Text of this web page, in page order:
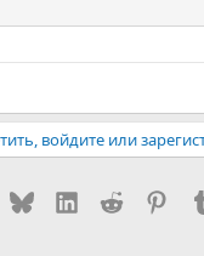
войдите или
BlueskyLinkedIn
Reddit